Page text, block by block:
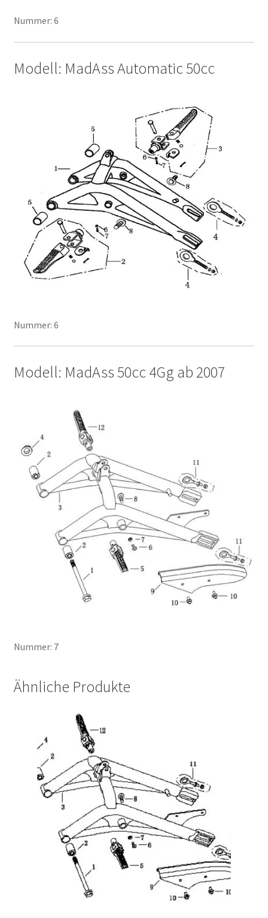
Nummer: 6
Modell: MadAss Automatic 50cc
Nummer: 6
Modell: MadAss 50cc 4Gg ab 2007
Nummer: 7
Ähnliche Produkte